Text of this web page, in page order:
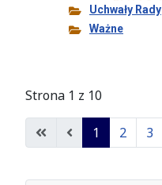
Uchwały Rady
Ważne
Strona 1 z 10
1 2 3